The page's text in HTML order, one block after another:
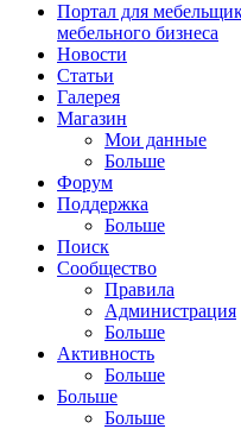
Портал для
мебельного бизнеса
Новости
Статьи
Галерея
Магазин
Мои данные
Больше
Форум
Поддержка
Больше
Поиск
Сообщество
Правила
Администрация
Больше
Активность
Больше
Больше
Больше